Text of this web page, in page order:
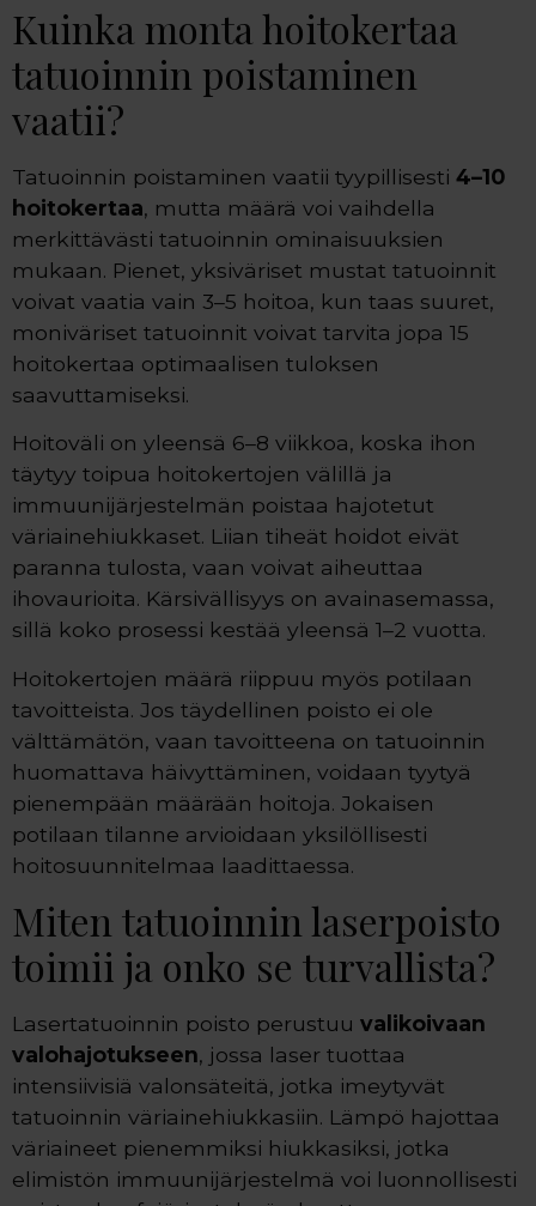
Kuinka monta hoitokertaa
tatuoinnin poistaminen
vaatii?
Tatuoinnin poistaminen vaatii tyypillisesti 4–10
hoitokertaa, mutta määrä voi vaihdella
merkittävästi tatuoinnin ominaisuuksien
mukaan. Pienet, yksiväriset mustat tatuoinnit
voivat vaatia vain 3–5 hoitoa, kun taas suuret,
moniväriset tatuoinnit voivat tarvita jopa 15
hoitokertaa optimaalisen tuloksen
saavuttamiseksi.
Hoitoväli on yleensä 6–8 viikkoa, koska ihon
täytyy toipua hoitokertojen välillä ja
immuunijärjestelmän poistaa hajotetut
väriainehiukkaset. Liian tiheät hoidot eivät
paranna tulosta, vaan voivat aiheuttaa
ihovaurioita. Kärsivällisyys on avainasemassa,
sillä koko prosessi kestää yleensä 1–2 vuotta.
Hoitokertojen määrä riippuu myös potilaan
tavoitteista. Jos täydellinen poisto ei ole
välttämätön, vaan tavoitteena on tatuoinnin
huomattava häivyttäminen, voidaan tyytyä
pienempään määrään hoitoja. Jokaisen
potilaan tilanne arvioidaan yksilöllisesti
hoitosuunnitelmaa laadittaessa.
Miten tatuoinnin laserpoisto
toimii ja onko se turvallista?
Lasertatuoinnin poisto perustuu valikoivaan
valohajotukseen, jossa laser tuottaa
intensiivisiä valonsäteitä, jotka imeytyvät
tatuoinnin väriainehiukkasiin. Lämpö hajottaa
väriaineet pienemmiksi hiukkasiksi, jotka
elimistön immuunijärjestelmä voi luonnollisesti